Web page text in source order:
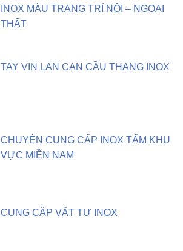
INOX MÀU TRANG TRÍ NỘI – NGOẠI
THẤT
TAY VỊN LAN CAN CẦU THANG INOX
CHUYÊN CUNG CẤP INOX TẤM KHU
VỰC MIỀN NAM
CUNG CẤP VẬT TƯ INOX